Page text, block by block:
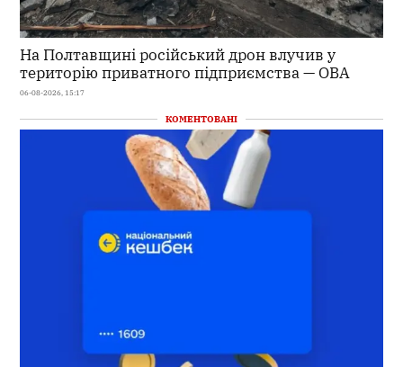
На Полтавщині російський дрон влучив у
територію приватного підприємства — ОВА
06-08-2026, 15:17
КОМЕНТОВАНІ